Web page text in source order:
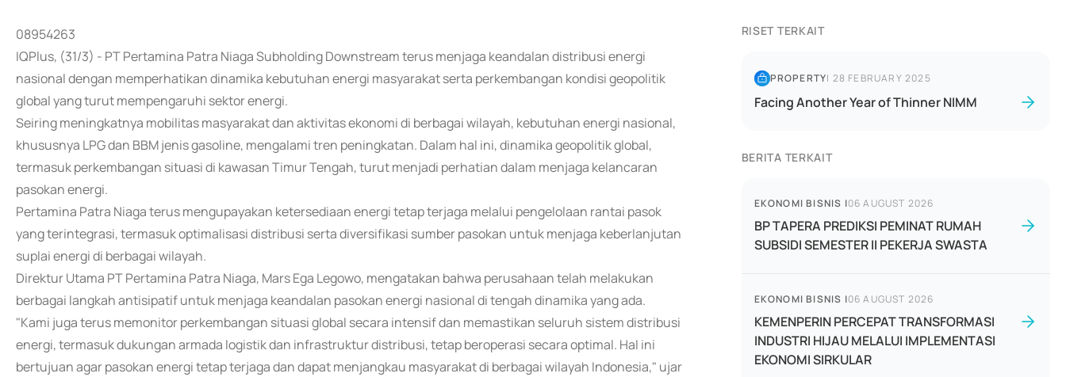
08954263
IQPlus, (31/3) - PT Pertamina Patra Niaga Subholding Downstream terus menjaga keandalan distribusi energi
nasional dengan memperhatikan dinamika kebutuhan energi masyarakat serta perkembangan kondisi geopolitik
global yang turut mempengaruhi sektor energi.
Seiring meningkatnya mobilitas masyarakat dan aktivitas ekonomi di berbagai wilayah, kebutuhan energi nasional,
khususnya LPG dan BBM jenis gasoline, mengalami tren peningkatan. Dalam hal ini, dinamika geopolitik global,
termasuk perkembangan situasi di kawasan Timur Tengah, turut menjadi perhatian dalam menjaga kelancaran
pasokan energi.
Pertamina Patra Niaga terus mengupayakan ketersediaan energi tetap terjaga melalui pengelolaan rantai pasok
yang terintegrasi, termasuk optimalisasi distribusi serta diversifikasi sumber pasokan untuk menjaga keberlanjutan
suplai energi di berbagai wilayah.
Direktur Utama PT Pertamina Patra Niaga, Mars Ega Legowo, mengatakan bahwa perusahaan telah melakukan
berbagai langkah antisipatif untuk menjaga keandalan pasokan energi nasional di tengah dinamika yang ada.
"Kami juga terus memonitor perkembangan situasi global secara intensif dan memastikan seluruh sistem distribusi
energi, termasuk dukungan armada logistik dan infrastruktur distribusi, tetap beroperasi secara optimal. Hal ini
bertujuan agar pasokan energi tetap terjaga dan dapat menjangkau masyarakat di berbagai wilayah Indonesia," ujar
RISET TERKAIT
PROPERTY| 28 FEBRUARY 2025
Facing Another Year of Thinner NIMM
BERITA TERKAIT
EKONOMI BISNIS |06 AUGUST 2026
BP TAPERA PREDIKSI PEMINAT RUMAH
SUBSIDI SEMESTER II PEKERJA SWASTA
EKONOMI BISNIS |06 AUGUST 2026
KEMENPERIN PERCEPAT TRANSFORMASI
INDUSTRI HIJAU MELALUI IMPLEMENTASI
EKONOMI SIRKULAR